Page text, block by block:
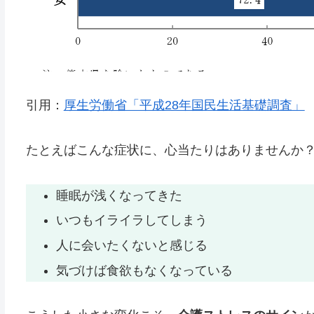
引用： 厚生労働省「平成28年国民生活基礎調査」
たとえばこんな症状に、心当たりはありませんか
睡眠が浅くなってきた
いつもイライラしてしまう
人に会いたくないと感じる
気づけば食欲もなくなっている